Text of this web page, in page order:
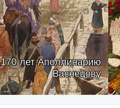
170 лет Аполлинарию
Васнецову